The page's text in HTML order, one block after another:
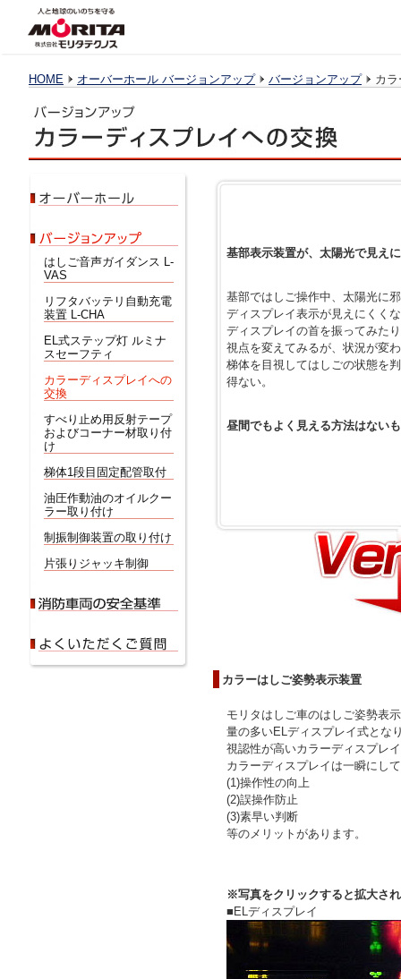
HOME オーバーホール バージョンアップ バージョンアップ カ
はしご音声ガイダンス L-
VAS
リフタバッテリ自動充電
装置 L-CHA
EL式ステップ灯 ルミナ
スセーフティ
カラーディスプレイへの
交換
すべり止め用反射テープ
およびコーナー材取り付
け
梯体1段目固定配管取付
油圧作動油のオイルクー
ラー取り付け
制振制御装置の取り付け
片張りジャッキ制御
基部表示装置が、太陽光で見え
基部ではしご操作中、太陽光に
ディスプレイ表示が見えにくく
ディスプレイの首を振ってみた
視点を変えてみるが、状況が変
梯体を目視してはしごの状態を
得ない。
昼間でもよく見える方法はない
カラーはしご姿勢表示装置
モリタはしご車のはしご姿勢表
量の多いELディスプレイ式とな
視認性が高いカラーディスプレ
カラーディスプレイは一瞬にし
(1)操作性の向上
(2)誤操作防止
(3)素早い判断
等のメリットがあります。
※写真をクリックすると拡大さ
■ELディスプレイ